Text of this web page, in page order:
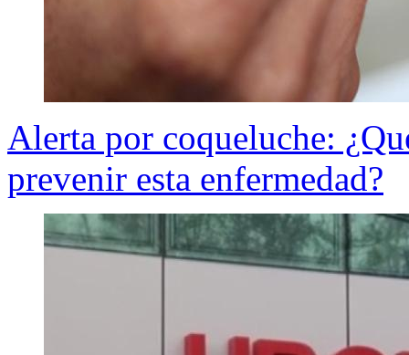
Alerta por coqueluche:
prevenir esta enfermedad?